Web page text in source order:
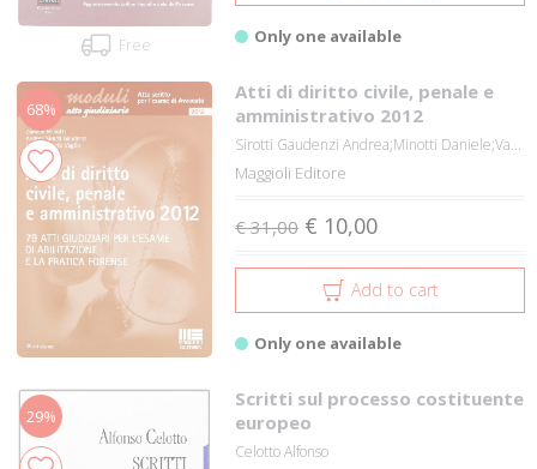
Free Only one available
68%
Atti di diritto civile, penale e
amministrativo 2012
Sirotti Gaudenzi Andrea;Minotti Daniele;Va...
Maggioli Editore
€ 31,00 € 10,00
Add to cart
Only one available
29%
Scritti sul processo costituente
europeo
Celotto Alfonso